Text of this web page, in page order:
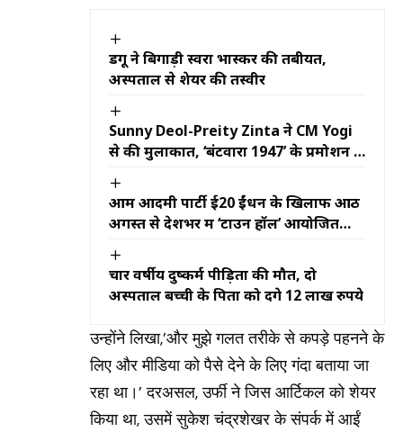
डेंगू ने बिगाड़ी स्वरा भास्कर की तबीयत,
अस्पताल से शेयर की तस्वीर
Sunny Deol-Preity Zinta ने CM Yogi
से की मुलाकात, ‘बंटवारा 1947’ के प्रमोशन में
आम आदमी पार्टी ई20 ईंधन के खिलाफ आठ
अगस्त से देशभर में ‘टाउन हॉल’ आयोजित
चार वर्षीय दुष्कर्म पीड़िता की मौत, दो
अस्पताल बच्ची के पिता को देंगे 12 लाख रुपये
उन्होंने लिखा,’और मुझे गलत तरीके से कपड़े पहनने के
लिए और मीडिया को पैसे देने के लिए गंदा बताया जा
रहा था।’ दरअसल, उर्फी ने जिस आर्टिकल को शेयर
किया था, उसमें सुकेश चंद्रशेखर के संपर्क में आईं